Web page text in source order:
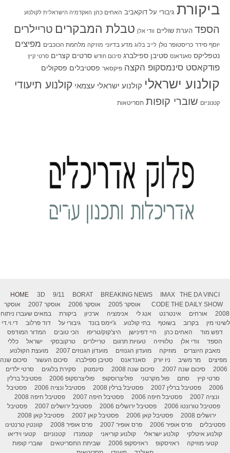
ביקורת גיבורי על דוקאביב האחים כהן האקדמיה הישראלית לקולנוע
הספד הערת שוליים וודי אלן טבלת המבקרים טריילרים
יוסף סידר כריסטופר נולן לייב בלוג מדע בדיוני מוזיקה מלחמת הכוכבים מפיצים
נטפליקס סאנדאנס סטיבן ספילברג סיכום חודש סרטים קצרים סרטי קיץ
פודקאסט סינמסקופ הקצה פיקסאר פסטיבלים פסקולים
קולנוע ישראלי קולנוע ישראלי עצמאי קולנוע תיעודי
קטנוניזם שוברי קופות תסריטאות
HOME 3D 9/11 BORAT BREAKING NEWS IMAX
THE DA VINCI
CODE THE DAILY SHOW אוסקר 2005 אוסקר 2006 אוסקר 2007
אוסקר
2008
אורחים אינטרנט אנג לי אנימציה ארכיון ביקורת
במאים שעברו ניתוח
לשינוי מין
בקרוב בשוטף בתי קולנוע ג'יימס בונד גיבורי על דוד פרלוב
די.וי.די
דפש מוד
האחים כהן היי דפינישן היצ'קוק/טריפו הכי טובים
המדור המודפס
הספד
וודי אלן טלוויזיה טעויות תרגום טריילרים טרקובסקי ישראל
כללי
מאבק היוצרים
מוזיקה מועדון הגנוזים מועדון הגנוזים 2007
מועצת הקולנוע
מפיצים
מר משיב ניו יורק סאנדאנס סטיבן ספילברג סיכום העשור
סיכום שנה
2006
סיכום שנה 2007 סיכום שנה 2008 סינמטק סקירת בלוגים
סרטי ילדים
סרטי קיץ
סתם פול מקרטני פוליצרוסקופ פוליצרסקופ 2006
פסטיבל ברלין
2006
פסטיבל ברלין 2007 פסטיבל ברלין 2008 פסטיבל ונציה 2006
פסטיבל
ונציה 2007
פסטיבל חיפה 2006 פסטיבל חיפה 2007
פסטיבל חיפה 2008
פסטיבל טורונטו 2006
פסטיבל ירושלים 2006 פסטיבל ירושלים 2007
פסטיבל
ירושלים 2008
פסטיבל קאן 2006 פסטיבל קאן 2007
פסטיבל קאן 2008
פסטיבלים
פרס אופיר 2006 פרס אופיר 2007 פרס אופיר 2008
קוונטין טרנטינו
קולנוע איטלקי
קולנוע ישראלי קולנוע קוריאני קטמנדו קטנוניזם
קטעי וידיאו
קטעי מוזיקה
ראזיסקופ ראזיסקופ 2006 שביתת התסריטאים
שוברי קופות